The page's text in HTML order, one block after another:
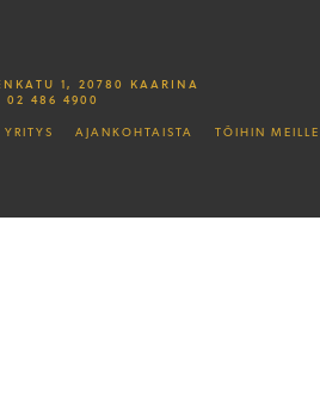
1, 20780 KAARINA
02 486 4900
YRITYS AJANKOHTAISTA TÖIHIN MEILLE